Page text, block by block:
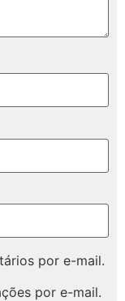
por e-mail.
por e-mail.